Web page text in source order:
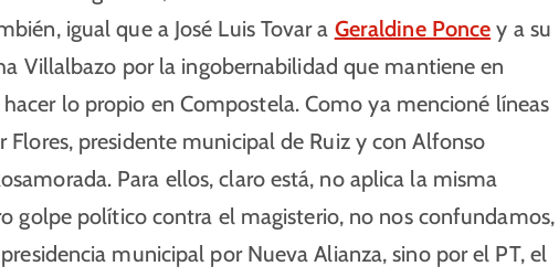
igual que a José Luis Tovar a Geraldine Ponce y a su
Villalbazo por la ingobernabilidad que mantiene en
lo propio en Compostela. Como ya mencioné líneas
presidente municipal de Ruiz y con Alfonso
Para ellos, claro está, no aplica la misma
golpe político contra el magisterio, no nos confundamos,
municipal por Nueva Alianza, sino por el PT, el